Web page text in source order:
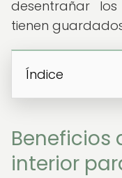
desentrañar
tienen
Índice
Beneficios
interior